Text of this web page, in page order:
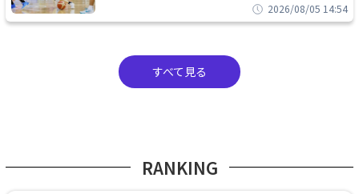
2026/08/05 14:54
すべて見る
RANKING